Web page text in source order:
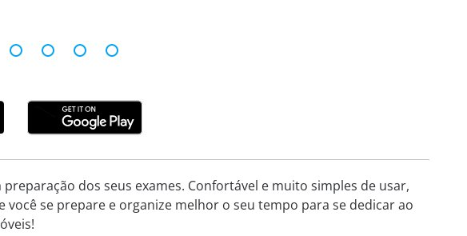
dos seus exames. Confortável e muito simples de usar,
se prepare e organize melhor o seu tempo para se dedicar ao